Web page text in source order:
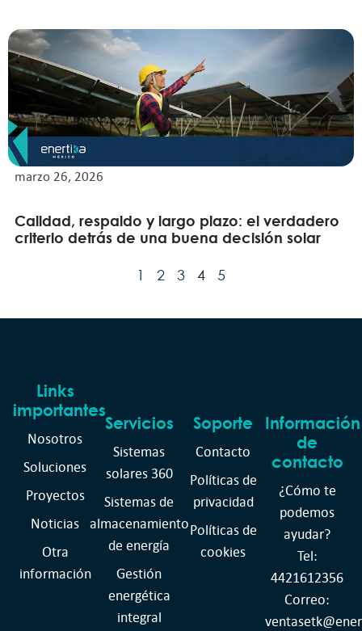
marzo 26, 2026
Calidad, respaldo y largo plazo: el verdadero
criterio detrás de una buena decisión solar
1 2 3 4 5
Links
importantes
Nosotros
Soluciones
Proyectos
Noticias
Otra
información
Servicios
Sistemas
solares 360
Sistemas de
almacenamiento
de energía
Gestión
energética
integral
Soporte
Contacto
Políticas de
privacidad
Políticas de
cookies
Información
de
contacto
¿Cómo te
podemos
ayudar?
Tel:
4421612356
Correo: